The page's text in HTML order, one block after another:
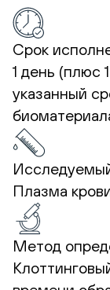
Срок
1 день (плюс
указанный
Плазма
Метод